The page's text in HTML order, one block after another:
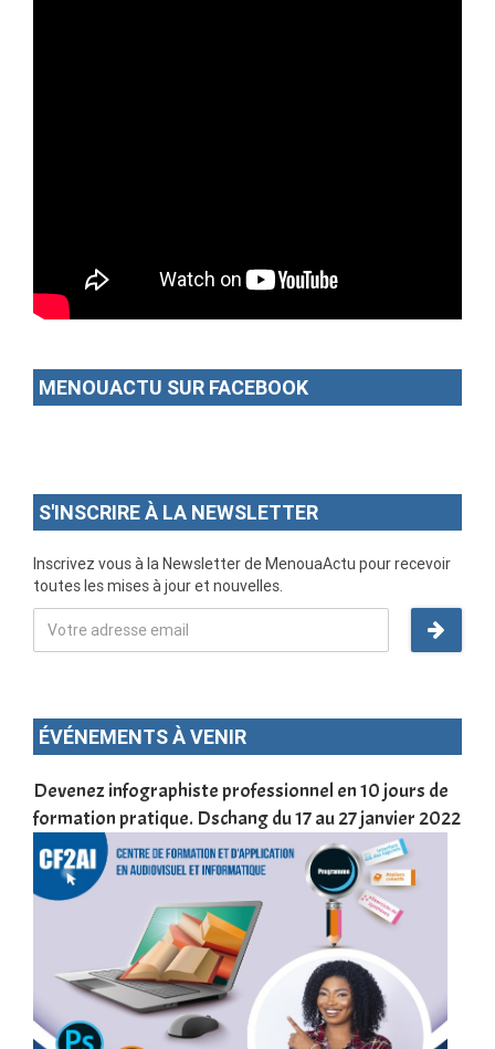
MENOUACTU SUR FACEBOOK
S'INSCRIRE À LA NEWSLETTER
Inscrivez vous à la Newsletter de MenouaActu pour recevoir
toutes les mises à jour et nouvelles.
ÉVÉNEMENTS À VENIR
Devenez infographiste professionnel en 10 jours de
formation pratique. Dschang du 17 au 27 janvier 2022